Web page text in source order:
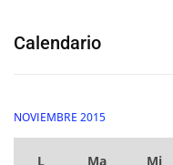
Calendario
NOVIEMBRE 2015
L Ma Mi